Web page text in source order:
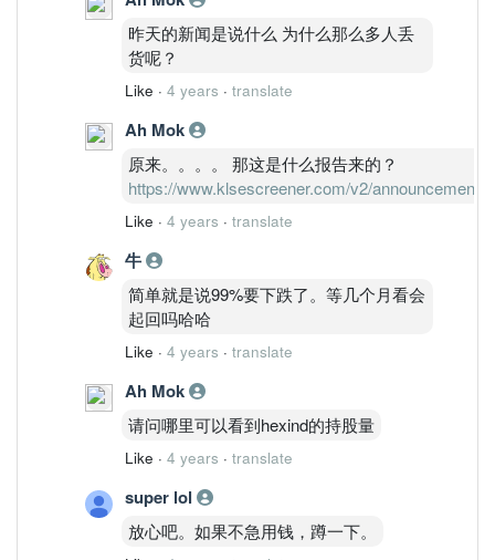
昨天的新闻是说什么 为什么那么多人丢
货呢？
Like · 4 years · translate
Ah Mok
原来。。。。 那这是什么报告来的？
https://www.klsescreener.com/v2/
Like · 4 years · translate
牛
简单就是说99%要下跌了。等几个月看会
起回吗哈哈
Like · 4 years · translate
Ah Mok
请问哪里可以看到hexind的持股量
Like · 4 years · translate
super lol
放心吧。如果不急用钱，蹲一下。